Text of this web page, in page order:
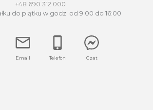
+48 690 312 000
do piątku w godz. od 9:00 do 16:00
Email Telefon Czat